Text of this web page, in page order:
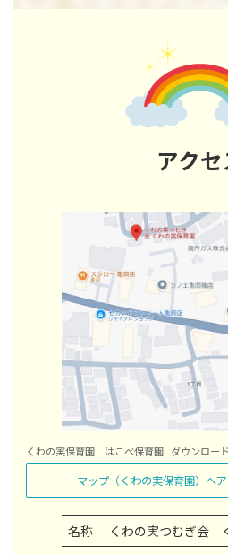
アクセ
くわの実保育園 はこべ保育園 ダウンロード
マップ（くわの実保育園）へ
名称 くわの実つむぎ会